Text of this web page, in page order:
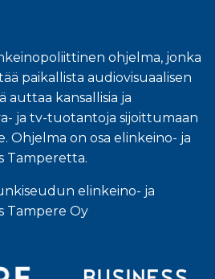
ohjelma, jonka
paikallista audiovisuaalisen
auttaa kansallisia ja
ja tv-tuotantoja sijoittumaan
Ohjelma on osa elinkeino- ja
Tamperetta.
elinkeino- ja
Tampere Oy